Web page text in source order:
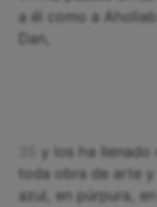
a él como a
Dan,
y los ha llenado
toda obra de arte
azul, en púrpura,